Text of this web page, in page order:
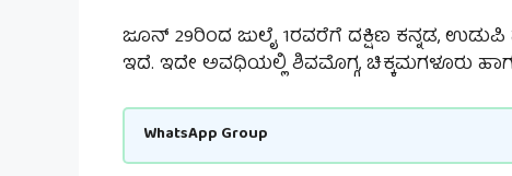
ಜೂನ್ 29ರಿಂದ ಜುಲೈ 1ರವರೆಗೆ ದಕ್ಷಿಣ ಕನ್ನಡ, ಉಡುಪಿ
ಇದೆ. ಇದೇ ಅವಧಿಯಲ್ಲಿ ಶಿವಮೊಗ್ಗ, ಚಿಕ್ಕಮಗಳೂರು
WhatsApp Group